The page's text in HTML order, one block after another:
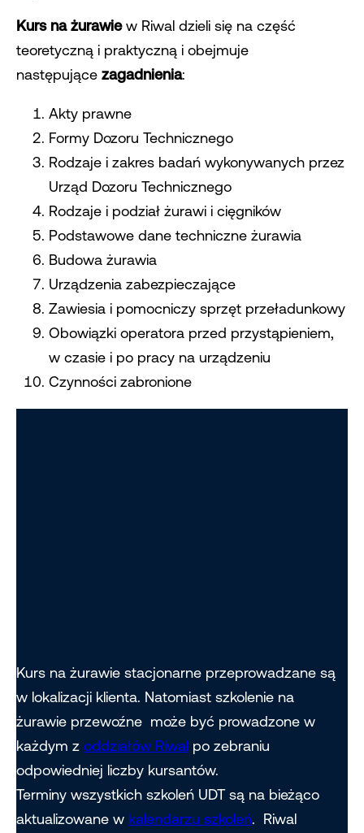
Kurs na żurawiew Riwal dzieli się na część
teoretyczną i praktyczną i obejmuje
następujące zagadnienia:
Akty prawne
Formy Dozoru Technicznego
Rodzaje i zakres badań wykonywanych przez
Urząd Dozoru Technicznego
Rodzaje i podział żurawi i cięgników
Podstawowe dane techniczne żurawia
Budowa żurawia
Urządzenia zabezpieczające
Zawiesia i pomocniczy sprzęt przeładunkowy
Obowiązki operatora przed przystąpieniem,
w czasie i po pracy na urządzeniu
Czynności zabronione
Kurs na żurawie stacjonarne przeprowadzane są
w lokalizacji klienta. Natomiast szkolenie na
żurawie przewoźne może być prowadzone w
każdym z oddziałów Riwal po zebraniu
odpowiedniej liczby kursantów.
Terminy wszystkich szkoleń UDT są na bieżąco
aktualizowane w kalendarzu szkoleń. Riwal